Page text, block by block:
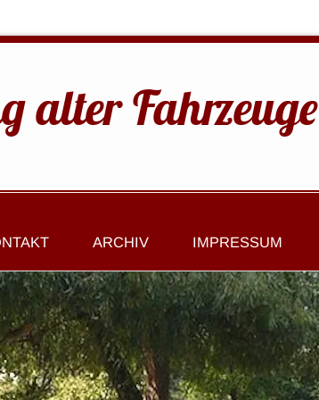
alter Fahrzeuge
ARCHIV IMPRESSUM